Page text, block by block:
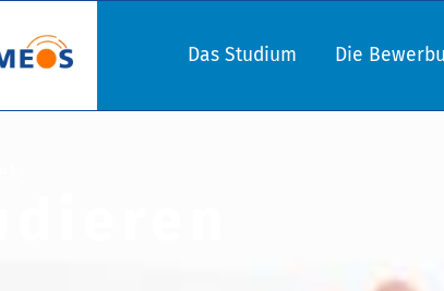
Das Studium
Die